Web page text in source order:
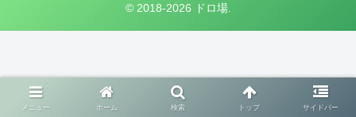
© 2018-2026 ドロ場.
メニュー ホーム 検索 トップ サイドバー